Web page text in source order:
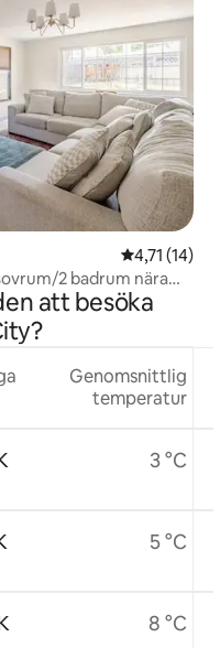
4,71 av 5 i
4,71 (14)
2 badrum nära
att besöka
Genomsnittlig
temperatur
3 °C
5 °C
8 °C